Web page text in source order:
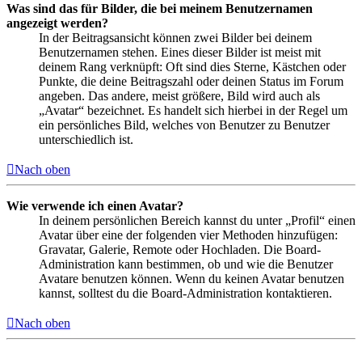
Was sind das für Bilder, die bei meinem Benutzernamen
angezeigt werden?
In der Beitragsansicht können zwei Bilder bei deinem
Benutzernamen stehen. Eines dieser Bilder ist meist mit
deinem Rang verknüpft: Oft sind dies Sterne, Kästchen oder
Punkte, die deine Beitragszahl oder deinen Status im Forum
angeben. Das andere, meist größere, Bild wird auch als
„Avatar“ bezeichnet. Es handelt sich hierbei in der Regel um
ein persönliches Bild, welches von Benutzer zu Benutzer
unterschiedlich ist.
Nach oben
Wie verwende ich einen Avatar?
In deinem persönlichen Bereich kannst du unter „Profil“ einen
Avatar über eine der folgenden vier Methoden hinzufügen:
Gravatar, Galerie, Remote oder Hochladen. Die Board-
Administration kann bestimmen, ob und wie die Benutzer
Avatare benutzen können. Wenn du keinen Avatar benutzen
kannst, solltest du die Board-Administration kontaktieren.
Nach oben